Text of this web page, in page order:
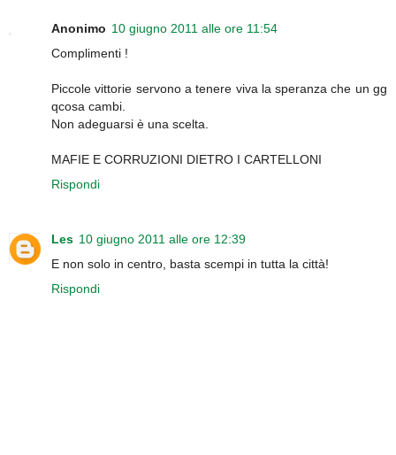
Anonimo 10 giugno 2011 alle ore 11:54
Complimenti !
Piccole vittorie servono a tenere viva la speranza che un gg
qcosa cambi.
Non adeguarsi è una scelta.
MAFIE E CORRUZIONI DIETRO I CARTELLONI
Rispondi
Les 10 giugno 2011 alle ore 12:39
E non solo in centro, basta scempi in tutta la città!
Rispondi